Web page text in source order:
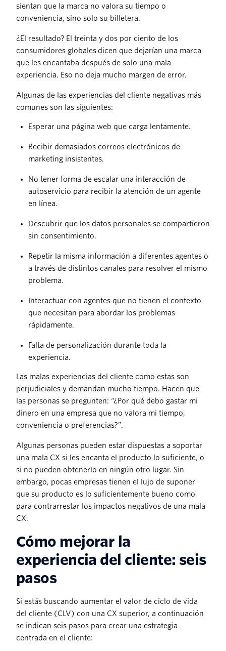
sientan que la marca no valora su tiempo o
conveniencia, sino solo su billetera.
¿El resultado? El treinta y dos por ciento de los
consumidores globales dicen que dejarían una marca
que les encantaba después de solo una mala
experiencia. Eso no deja mucho margen de error.
Algunas de las experiencias del cliente negativas más
comunes son las siguientes:
Esperar una página web que carga lentamente.
Recibir demasiados correos electrónicos de
marketing insistentes.
No tener forma de escalar una interacción de
autoservicio para recibir la atención de un agente
en línea.
Descubrir que los datos personales se compartieron
sin consentimiento.
Repetir la misma información a diferentes agentes o
a través de distintos canales para resolver el mismo
problema.
Interactuar con agentes que no tienen el contexto
que necesitan para abordar los problemas
rápidamente.
Falta de personalización durante toda la
experiencia.
Las malas experiencias del cliente como estas son
perjudiciales y demandan mucho tiempo. Hacen que
las personas se pregunten: “¿Por qué debo gastar mi
dinero en una empresa que no valora mi tiempo,
conveniencia o preferencias?”.
Algunas personas pueden estar dispuestas a soportar
una mala CX si les encanta el producto lo suficiente, o
si no pueden obtenerlo en ningún otro lugar. Sin
embargo, pocas empresas tienen el lujo de suponer
que su producto es lo suficientemente bueno como
para contrarrestar los impactos negativos de una mala
CX.
Cómo mejorar la
experiencia del cliente: seis
pasos
Si estás buscando aumentar el valor de ciclo de vida
del cliente (CLV) con una CX superior, a continuación
se indican seis pasos para crear una estrategia
centrada en el cliente: